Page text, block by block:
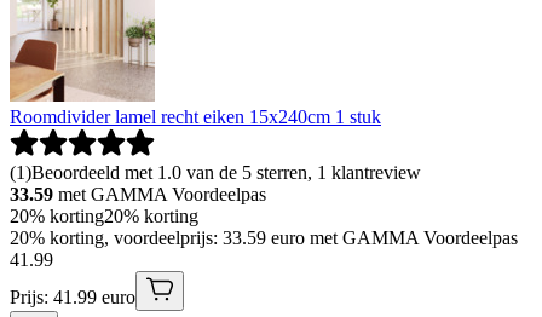
Roomdivider lamel recht eiken 15x240cm 1 stuk
(1)Beoordeeld met 1.0 van de 5 sterren, 1 klantreview
33.59 met GAMMA Voordeelpas
20% korting20% korting
20% korting, voordeelprijs: 33.59 euro met GAMMA Voordeelpas
41.99
Prijs: 41.99 euro